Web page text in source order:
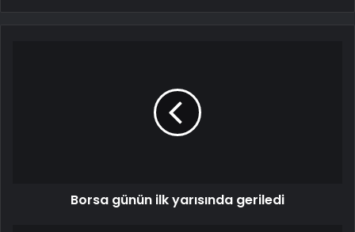
Borsa günün ilk yarısında geriledi